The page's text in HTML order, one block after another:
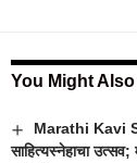
You Might
Marathi Kavi
साहित्यस्नेहाचा